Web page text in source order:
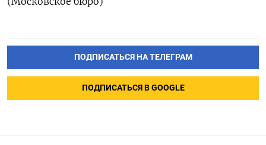
ПОДПИСАТЬСЯ НА ТЕЛЕГРАМ
ПОДПИСАТЬСЯ В GOOGLE